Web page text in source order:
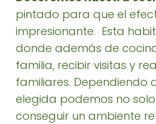
pintado para que el
impresionante. Esta
donde además de
familia, recibir visitas y
familiares. Dependiendo
elegida podemos no
conseguir un ambiente